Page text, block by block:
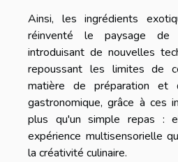
Ainsi, les ingrédients
réinventé le paysage
introduisant de nouvelles
repoussant les limites de
matière de préparation et
gastronomique, grâce à ces
plus qu'un simple repas :
expérience multisensorielle
la créativité culinaire.